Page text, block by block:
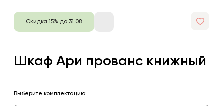
Скидка 15% до 31.08
Шкаф Ари прованс книжный
Выберите комплектацию: